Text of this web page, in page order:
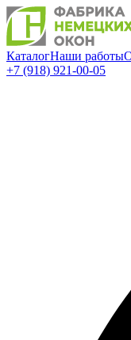
КаталогНаши работы
+7 (918) 921-00-05